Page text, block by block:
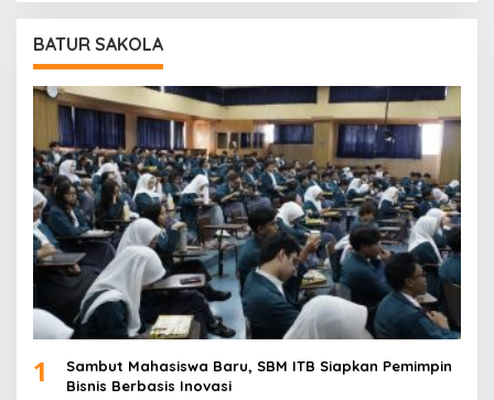
BATUR SAKOLA
1
Sambut Mahasiswa Baru, SBM ITB Siapkan Pemimpin
Bisnis Berbasis Inovasi